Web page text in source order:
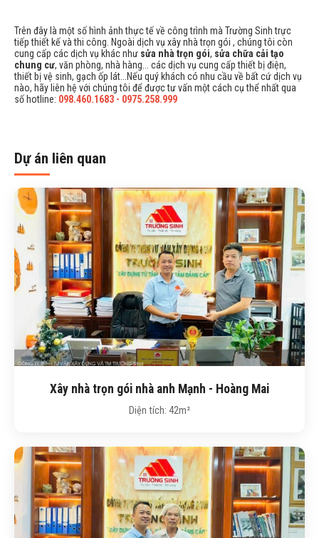
Trên đây là một số hình ảnh thực tế về công trình mà Trường Sinh trực
tiếp thiết kế và thi công. Ngoài dịch vụ xây nhà trọn gói , chúng tôi còn
cung cấp các dịch vụ khác như sửa nhà trọn gói, sửa chữa cải tạo
chung cư, văn phòng, nhà hàng... các dịch vụ cung cấp thiết bị điện,
thiết bị vệ sinh, gạch ốp lát...Nếu quý khách có nhu cầu về bất cứ dịch vụ
nào, hãy liên hệ với chúng tôi để được tư vấn một cách cụ thể nhất qua
số hotline: 098.460.1683 - 0975.258.999
Dự án liên quan
Xây nhà trọn gói nhà anh Mạnh - Hoàng Mai
Diện tích: 42m²